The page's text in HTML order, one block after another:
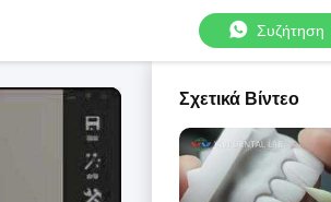
Συζήτηση
Σχετικά Βίντεο